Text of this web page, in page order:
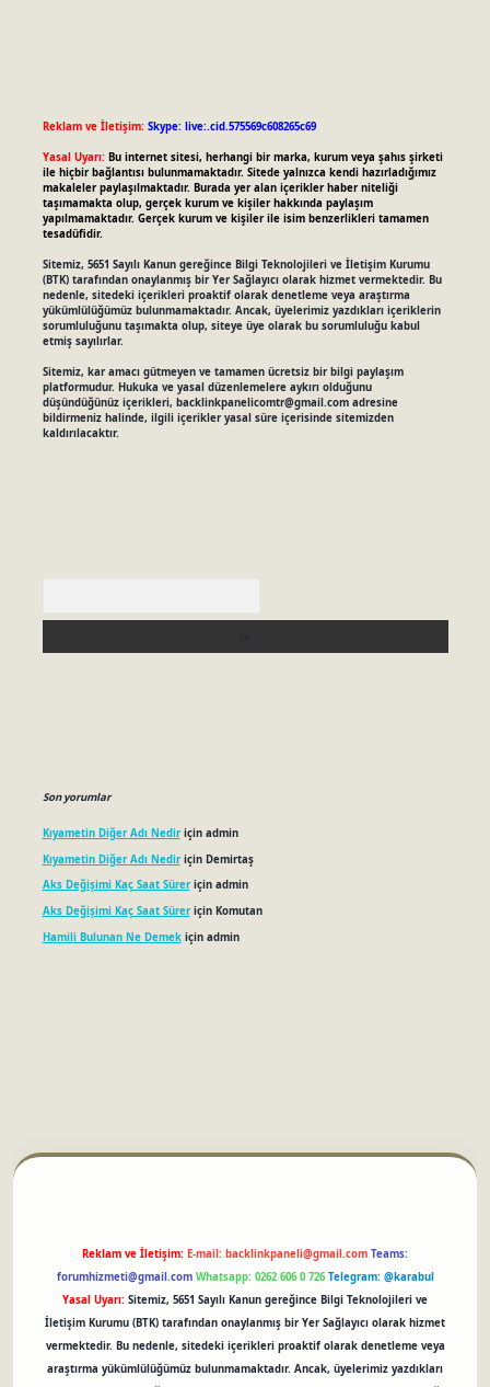
Reklam ve İletişim: Skype: live:.cid.575569c608265c69
Yasal Uyarı: Bu internet sitesi, herhangi bir marka, kurum veya şahıs şirketi
ile hiçbir bağlantısı bulunmamaktadır. Sitede yalnızca kendi hazırladığımız
makaleler paylaşılmaktadır. Burada yer alan içerikler haber niteliği
taşımamakta olup, gerçek kurum ve kişiler hakkında paylaşım
yapılmamaktadır. Gerçek kurum ve kişiler ile isim benzerlikleri tamamen
tesadüfidir.
Sitemiz, 5651 Sayılı Kanun gereğince Bilgi Teknolojileri ve İletişim Kurumu
(BTK) tarafından onaylanmış bir Yer Sağlayıcı olarak hizmet vermektedir. Bu
nedenle, sitedeki içerikleri proaktif olarak denetleme veya araştırma
yükümlülüğümüz bulunmamaktadır. Ancak, üyelerimiz yazdıkları içeriklerin
sorumluluğunu taşımakta olup, siteye üye olarak bu sorumluluğu kabul
etmiş sayılırlar.
Sitemiz, kar amacı gütmeyen ve tamamen ücretsiz bir bilgi paylaşım
platformudur. Hukuka ve yasal düzenlemelere aykırı olduğunu
düşündüğünüz içerikleri, backlinkpanelicomtr@gmail.comadresine
bildirmeniz halinde, ilgili içerikler yasal süre içerisinde sitemizden
kaldırılacaktır.
Son yorumlar
Kıyametin Diğer Adı Nediriçin admin
Kıyametin Diğer Adı Nediriçin Demirtaş
Aks Değişimi Kaç Saat Süreriçin admin
Aks Değişimi Kaç Saat Süreriçin Komutan
Hamili Bulunan Ne Demekiçin admin
Reklam ve İletişim: E-mail: backlinkpaneli@gmail.com Teams:
forumhizmeti@gmail.com Whatsapp: 0262 606 0 726 Telegram: @karabul
Yasal Uyarı: Sitemiz, 5651 Sayılı Kanun gereğince Bilgi Teknolojileri ve
İletişim Kurumu (BTK) tarafından onaylanmış bir Yer Sağlayıcı olarak hizmet
vermektedir. Bu nedenle, sitedeki içerikleri proaktif olarak denetleme veya
araştırma yükümlülüğümüz bulunmamaktadır. Ancak, üyelerimiz yazdıkları